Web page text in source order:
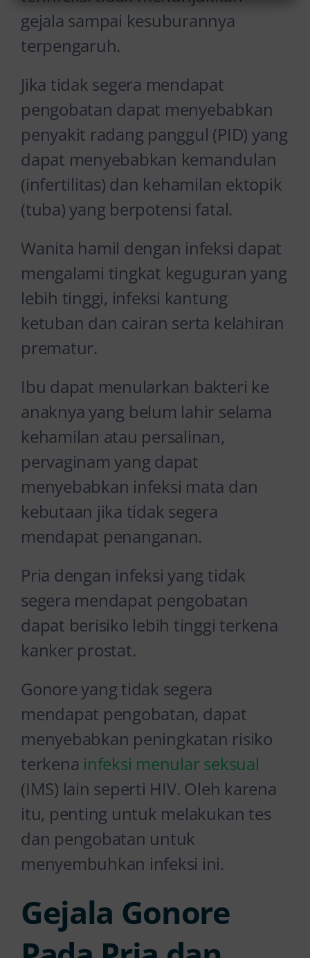
gejala sampai kesuburannya
terpengaruh.
Jika tidak segera mendapat
pengobatan dapat menyebabkan
penyakit radang panggul (PID) yang
dapat menyebabkan kemandulan
(infertilitas) dan kehamilan ektopik
(tuba) yang berpotensi fatal.
Wanita hamil dengan infeksi dapat
mengalami tingkat keguguran yang
lebih tinggi, infeksi kantung
ketuban dan cairan serta kelahiran
prematur.
Ibu dapat menularkan bakteri ke
anaknya yang belum lahir selama
kehamilan atau persalinan,
pervaginam yang dapat
menyebabkan infeksi mata dan
kebutaan jika tidak segera
mendapat penanganan.
Pria dengan infeksi yang tidak
segera mendapat pengobatan
dapat berisiko lebih tinggi terkena
kanker prostat.
Gonore yang tidak segera
mendapat pengobatan, dapat
menyebabkan peningkatan risiko
terkena infeksi menular seksual
(IMS) lain seperti HIV. Oleh karena
itu, penting untuk melakukan tes
dan pengobatan untuk
menyembuhkan infeksi ini.
Gejala Gonore